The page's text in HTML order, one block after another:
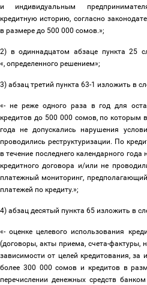
и индивидуальным
кредитную историю, согласно
в размере до 500 000 сомов.»;
2) в одиннадцатом абзаце пункта 25
«, определенного решением»;
3) абзац третий пункта 63-1 изложить в
«- не реже одного раза в год для
кредитов до 500 000 сомов, по которым
года не допускались нарушения
проводились реструктуризации. По
в течение последнего календарного
кредитного договора и/или не
платежный мониторинг,
платежей по кредиту.»;
4) абзац десятый пункта 65 изложить в
«- оценке целевого использования
(договоры, акты приема, счета-фактуры,
зависимости от целей кредитования, за
более 300 000 сомов и кредитов в
перечислении денежных средств